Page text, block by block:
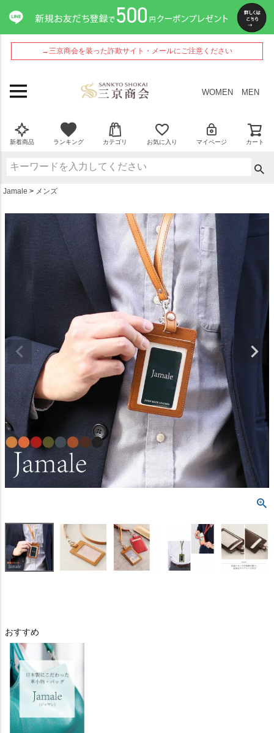
→三京商会を装った詐欺サイト・メールにご注意ください
WOMEN MEN
新着商品 ランキング カテゴリ お気に入り マイページ カート
Jamale メンズ
おすすめ
ペー
ジト
ップ
へ